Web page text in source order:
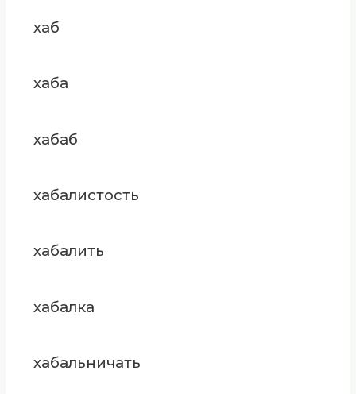
хаб
хаба
хабаб
хабалистость
хабалить
хабалка
хабальничать